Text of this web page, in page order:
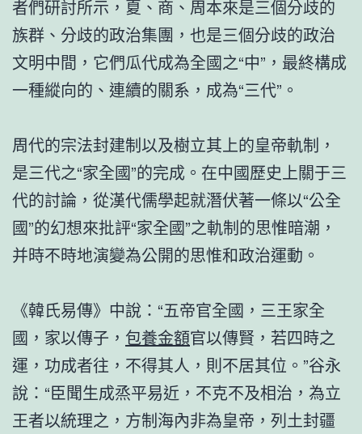
者們研討所示，夏、商、周本來是三個分歧的
族群、分歧的政治集團，也是三個分歧的政治
文明中間，它們瓜代成為全國之“中”，最終構成
一種縱向的、連續的關系，成為“三代”。
周代的宗法封建制以及樹立其上的皇帝軌制，
是三代之“家全國”的完成。在中國歷史上關于三
代的討論，從漢代儒學起就潛伏著一條以“公全
國”的幻想來批評“家全國”之軌制的思惟暗潮，
并時不時地演變為公開的思惟和政治運動。
《韓氏易傳》中說：“五帝官全國，三王家全
國，家以傳子， 包養金額官以傳賢，若四時之
運，功成者往，不得其人，則不居其位。”谷永
說：“臣聞生成烝平易近，不克不及相治，為立
王者以統理之，方制海內非為皇帝，列土封疆